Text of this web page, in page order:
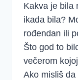
Kakva je bila
ikada bila?
rođendan ili
Što god to
večerom
Ako misliš